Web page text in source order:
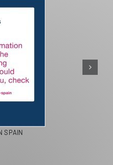
SPAIN